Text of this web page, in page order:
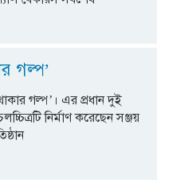
গল্প’
গল্প’। এর প্রধান দুই
নির্মাণ করেছেন সঞ্জয়